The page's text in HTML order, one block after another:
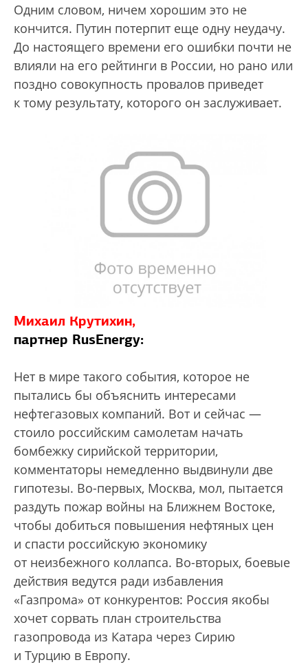
Одним словом, ничем хорошим это не
кончится. Путин потерпит еще одну неудачу.
До настоящего времени его ошибки почти не
влияли на его рейтинги в России, но рано или
поздно совокупность провалов приведет
к тому результату, которого он заслуживает.
Михаил Крутихин,
партнер RusEnergy:
Нет в мире такого события, которое не
пытались бы объяснить интересами
нефтегазовых компаний. Вот и сейчас —
стоило российским самолетам начать
бомбежку сирийской территории,
комментаторы немедленно выдвинули две
гипотезы. Во-первых, Москва, мол, пытается
раздуть пожар войны на Ближнем Востоке,
чтобы добиться повышения нефтяных цен
и спасти российскую экономику
от неизбежного коллапса. Во-вторых, боевые
действия ведутся ради избавления
«Газпрома» от конкурентов: Россия якобы
хочет сорвать план строительства
газопровода из Катара через Сирию
и Турцию в Европу.